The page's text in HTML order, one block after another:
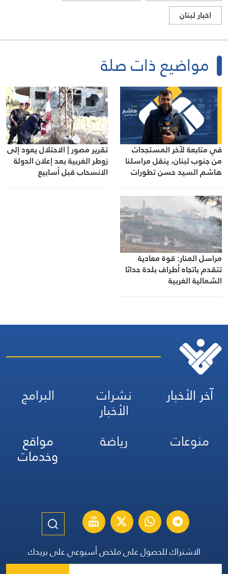
اخبار لبنان
مواضيع ذات صلة
في متابعة لآخر المستجدات
من جنوب لبنان، ينقل مراسلنا
هاشم السيد حسن تطورات
تقرير مصور | الاحتلال يعود إلى
زوطر الغربية بعد إعلان الدولة
الانسحاب قبل أسابيع
مراسل المنار: قوة معادية
تتقدم باتجاه أطراف بلدة حداثا
الشمالية الغربية
آخر الأخبار نشرات
الأخبار
البرامج
منوعات
رياضة مواقع
وخدمات
الاشتراك للحصول على ملخص أسبوعي على بريدك